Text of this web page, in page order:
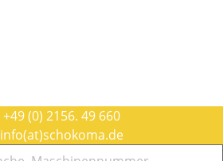
+49 (0) 2156. 49 660
info(at)schokoma.de